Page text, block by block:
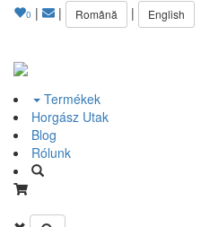
0 | | Română | English
Termékek
Horgász Utak
Blog
Rólunk